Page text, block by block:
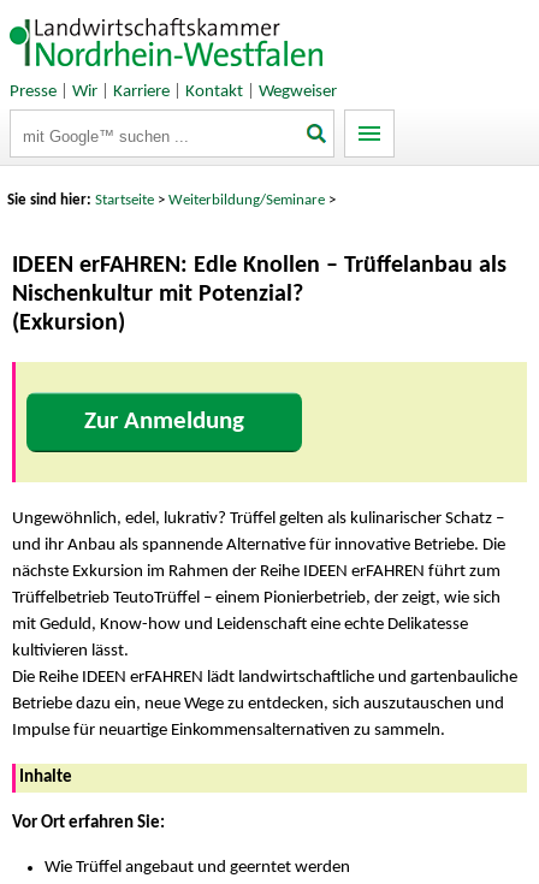
Presse| Wir| Karriere| Kontakt| Wegweiser
Sie sind hier:Startseite >Weiterbildung/Seminare >
IDEEN erFAHREN: Edle Knollen – Trüffelanbau als
Nischenkultur mit Potenzial?
(Exkursion)
Zur Anmeldung
Ungewöhnlich, edel, lukrativ? Trüffel gelten als kulinarischer Schatz –
und ihr Anbau als spannende Alternative für innovative Betriebe. Die
nächste Exkursion im Rahmen der Reihe IDEEN erFAHREN führt zum
Trüffelbetrieb TeutoTrüffel – einem Pionierbetrieb, der zeigt, wie sich
mit Geduld, Know-how und Leidenschaft eine echte Delikatesse
kultivieren lässt.
Die Reihe IDEEN erFAHREN lädt landwirtschaftliche und gartenbauliche
Betriebe dazu ein, neue Wege zu entdecken, sich auszutauschen und
Impulse für neuartige Einkommensalternativen zu sammeln.
Inhalte
Vor Ort erfahren Sie:
Wie Trüffel angebaut und geerntet werden